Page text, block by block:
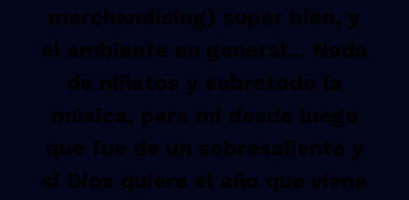
merchandising) super bien, y
el ambiente en general… Nada
de niñatos y sobretodo la
música, para mí desde luego
que fue de un sobresaliente y
si Dios quiere el año que viene